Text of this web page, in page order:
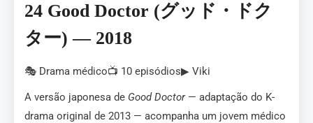
24 Good Doctor (グッド・ドク
ター) — 2018
🎭 Drama médico📺 10 episódios▶ Viki
A versão japonesa de Good Doctor— adaptação do K-
drama original de 2013 — acompanha um jovem médico